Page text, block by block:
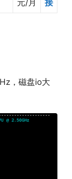
元/月
接
，磁盘io大